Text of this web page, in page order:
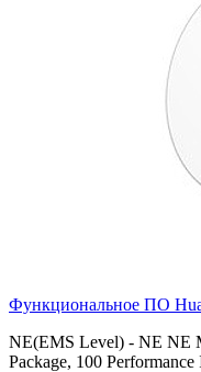
Функциональное ПО
NE(EMS Level) - NE NE
Package, 100